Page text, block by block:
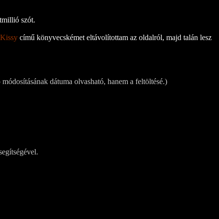
szót.
című könyvecskémet eltávolítottam az oldalról, majd talán lesz
dátuma olvasható, hanem a feltöltésé.)